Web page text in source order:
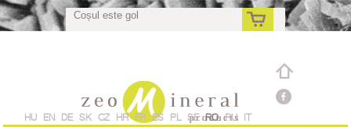
Coșul este gol
ro
HU EN DE SK CZ HR FR ES PL SE RO RU IT